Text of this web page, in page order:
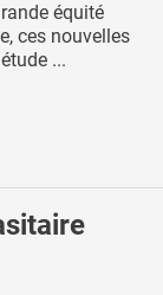
équité
ces nouvelles
...